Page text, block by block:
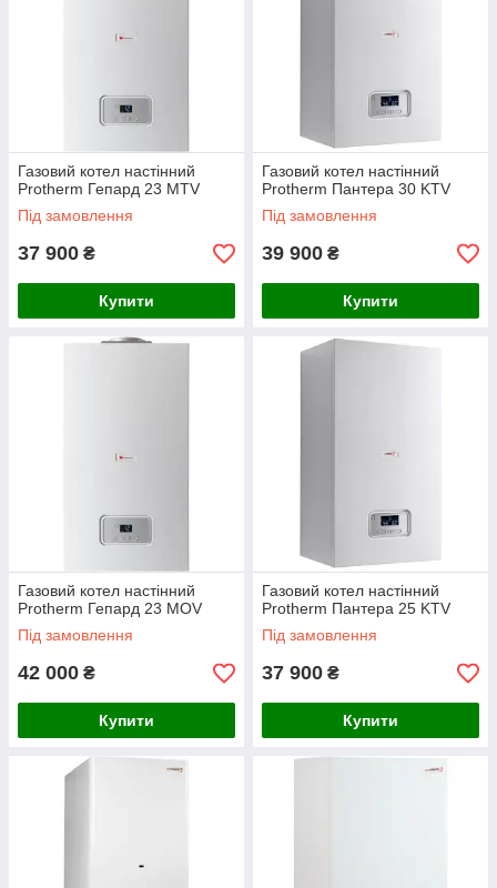
Газовий котел настінний
Protherm Гепард 23 MTV
Під замовлення
37 900 ₴
Купити
Газовий котел настінний
Protherm Пантера 30 KTV
Під замовлення
39 900 ₴
Купити
Газовий котел настінний
Protherm Гепард 23 MOV
Під замовлення
42 000 ₴
Купити
Газовий котел настінний
Protherm Пантера 25 KTV
Під замовлення
37 900 ₴
Купити